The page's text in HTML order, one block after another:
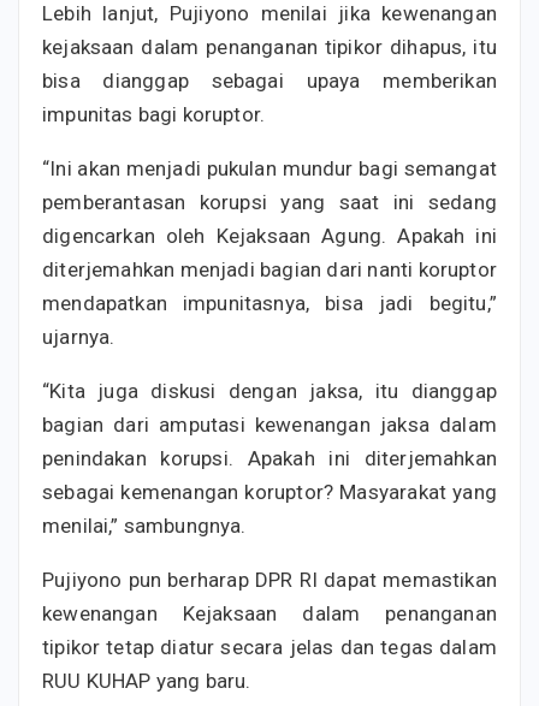
Lebih lanjut, Pujiyono menilai jika kewenangan
kejaksaan dalam penanganan tipikor dihapus, itu
bisa dianggap sebagai upaya memberikan
impunitas bagi koruptor.
“Ini akan menjadi pukulan mundur bagi semangat
pemberantasan korupsi yang saat ini sedang
digencarkan oleh Kejaksaan Agung. Apakah ini
diterjemahkan menjadi bagian dari nanti koruptor
mendapatkan impunitasnya, bisa jadi begitu,”
ujarnya.
“Kita juga diskusi dengan jaksa, itu dianggap
bagian dari amputasi kewenangan jaksa dalam
penindakan korupsi. Apakah ini diterjemahkan
sebagai kemenangan koruptor? Masyarakat yang
menilai,” sambungnya.
Pujiyono pun berharap DPR RI dapat memastikan
kewenangan Kejaksaan dalam penanganan
tipikor tetap diatur secara jelas dan tegas dalam
RUU KUHAP yang baru.